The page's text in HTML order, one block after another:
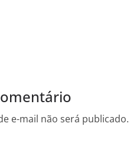
p
e-mail não será publicado.